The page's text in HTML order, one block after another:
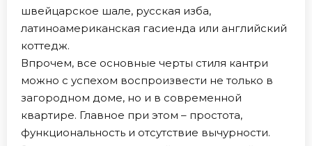
швейцарское шале, русская изба,
латиноамериканская гасиенда или английский
коттедж.
Впрочем, все основные черты стиля кантри
можно с успехом воспроизвести не только в
загородном доме, но и в современной
квартире. Главное при этом – простота,
функциональность и отсутствие вычурности.